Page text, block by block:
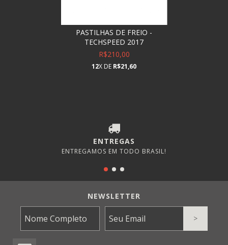
PASTILHAS DE FREIO -
TECHSPEED 2017
R$210,00
12X DE R$21,60
ENTREGAS
ENTREGAMOS EM TODO BRASIL!
NEWSLETTER